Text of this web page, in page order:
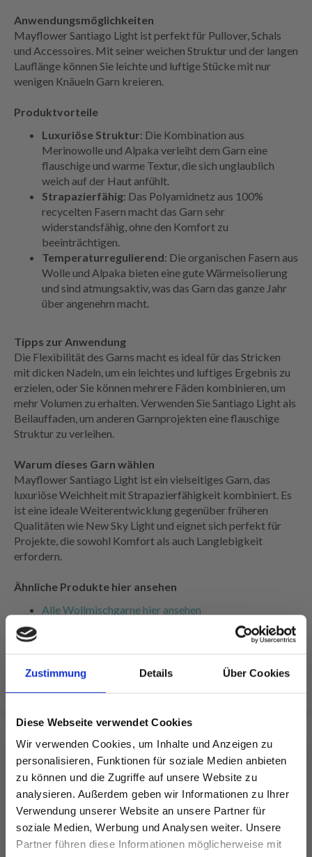
Zustimmung Details Über Cookies
Diese Webseite verwendet Cookies
Wir verwenden Cookies, um Inhalte und Anzeigen zu
personalisieren, Funktionen für soziale Medien anbieten
zu können und die Zugriffe auf unsere Website zu
analysieren. Außerdem geben wir Informationen zu Ihrer
Verwendung unserer Website an unsere Partner für
soziale Medien, Werbung und Analysen weiter. Unsere
Partner führen diese Informationen möglicherweise mit
Anwendungsmöglichkeiten
Mayflower Santiago Light ist perfekt für Pullover, Schals
und Accessoires. Mit seiner weichen Struktur und der langen
Lauflänge können Sie leichte und luftige Stücke mit nur
wenigen Knäueln Garn kreieren.
Produktvorteile
Luxuriöse Struktur: Die Kombination aus
Merinowolle und Alpaka verleiht dem Garn eine
flauschige und warme Textur, die sich unglaublich
weich auf der Haut anfühlt.
Strapazierfähig: Das Polyamidnetz aus 100%
recycelten Fasern macht das Garn sehr
widerstandsfähig, ohne den Komfort zu
beeinträchtigen.
Temperaturregulierend: Die organischen Fasern aus
Wolle und Alpaka bieten eine gute Wärmeisolierung
und sind atmungsaktiv, was das Garn das ganze Jahr
über angenehm macht.
Tipps zur Anwendung
Die Flexibilität des Garns macht es ideal für das Stricken
mit dicken Nadeln, um ein leichtes und luftiges Ergebnis zu
erzielen, oder Sie können mehrere Fäden kombinieren, um
mehr Volumen zu erhalten. Verwenden Sie Santiago Light als
Beilauffaden, um anderen Garnprojekten eine flauschige
Struktur zu verleihen.
Warum dieses Garn wählen
Mayflower Santiago Light ist ein vielseitiges Garn, das
luxuriöse Weichheit mit Strapazierfähigkeit kombiniert. Es
ist eine ideale Weiterentwicklung gegenüber früheren
Qualitäten wie New Sky Light und eignet sich perfekt für
Projekte, die sowohl Komfort als auch Langlebigkeit
erfordern.
Ähnliche Produkte hier ansehen
Alle Wollmischgarne hier ansehen
Alle Garne für Nadelstärke 3.5-4 mm hier ansehen
Alle Anleitungen für Nadelstärke 3.5-4 mm hier finden
FÜR SIE EMPFOHLEN